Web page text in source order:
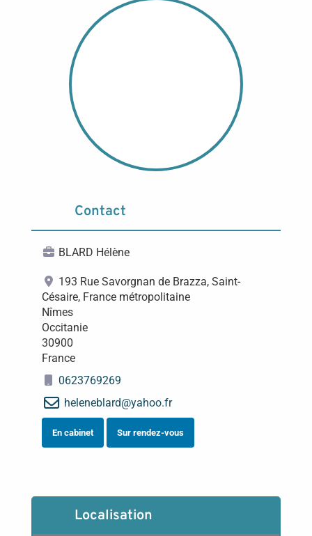
Contact
BLARD Hélène
193 Rue Savorgnan de Brazza, Saint-
Césaire, France métropolitaine
Nîmes
Occitanie
30900
France
0623769269
heleneblard@yahoo.fr
En cabinet Sur rendez-vous
Localisation